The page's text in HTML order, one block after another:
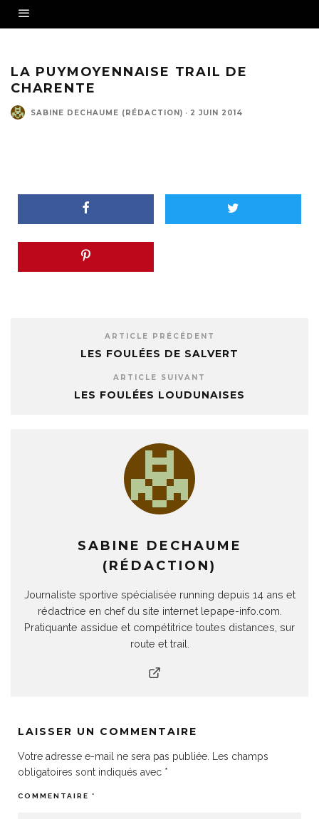
LA PUYMOYENNAISE TRAIL DE
CHARENTE
SABINE DECHAUME (RÉDACTION) · 2 JUIN 2014
ARTICLE PRÉCÉDENT
LES FOULÉES DE SALVERT
ARTICLE SUIVANT
LES FOULÉES LOUDUNAISES
SABINE DECHAUME
(RÉDACTION)
Journaliste sportive spécialisée running depuis 14 ans et
rédactrice en chef du site internet lepape-info.com.
Pratiquante assidue et compétitrice toutes distances, sur
route et trail.
LAISSER UN COMMENTAIRE
Votre adresse e-mail ne sera pas publiée.
Les champs
obligatoires sont indiqués avec *
COMMENTAIRE *